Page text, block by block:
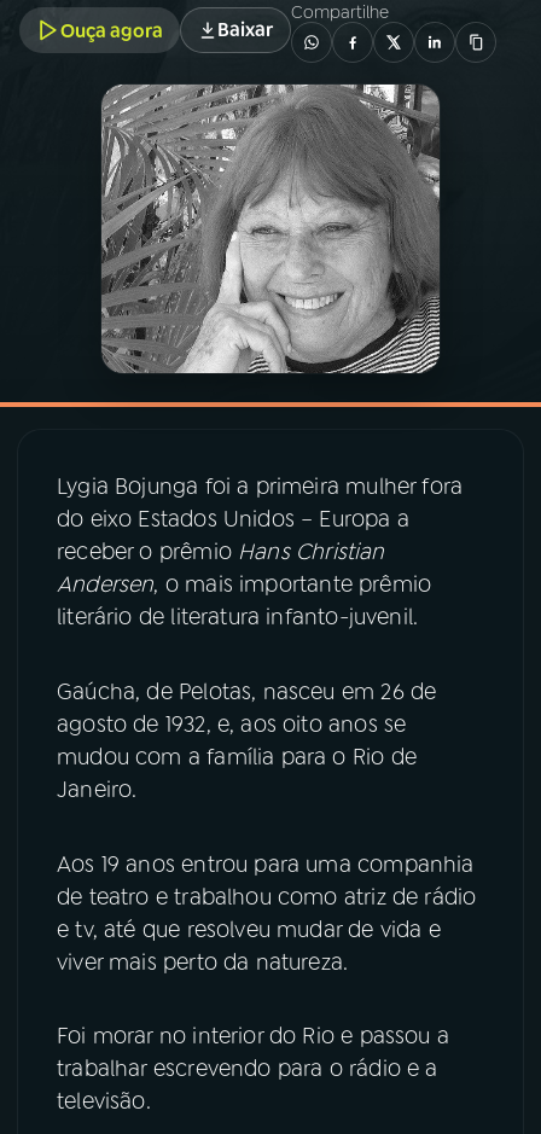
A RÁDIO
PROGRAMAÇÃO
PROGRAMAS
PODCASTS
VIDEOCASTS
08PRÊMIO RÁDIO MEC
ACOMPANHE A RÁDIO MEC
Instagram X
TikTok
Ouça agora Baixar
Compartilhe
Lygia Bojunga foi a primeira mulher fora
do eixo Estados Unidos – Europa a
receber o prêmio Hans Christian
Andersen, o mais importante prêmio
literário de literatura infanto-juvenil.
Gaúcha, de Pelotas, nasceu em 26 de
agosto de 1932, e, aos oito anos se
mudou com a família para o Rio de
Janeiro.
Aos 19 anos entrou para uma companhia
de teatro e trabalhou como atriz de rádio
e tv, até que resolveu mudar de vida e
viver mais perto da natureza.
Foi morar no interior do Rio e passou a
trabalhar escrevendo para o rádio e a
televisão.